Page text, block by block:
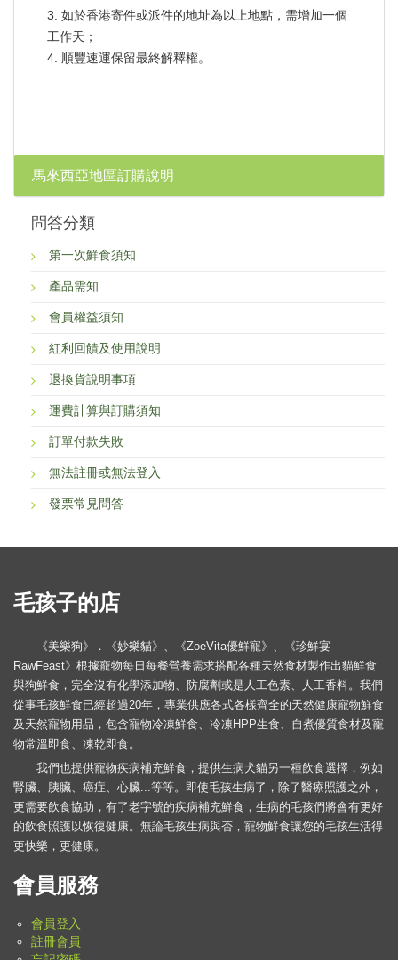
3. 如於香港寄件或派件的地址為以上地點，需增加一個
工作天；
4. 順豐速運保留最終解釋權。
馬來西亞地區訂購說明
問答分類
第一次鮮食須知
產品需知
會員權益須知
紅利回饋及使用說明
退換貨說明事項
運費計算與訂購須知
訂單付款失敗
無法註冊或無法登入
發票常見問答
毛孩子的店
《美樂狗》．《妙樂貓》、《ZoeVita優鮮寵》、《珍鮮宴
RawFeast》根據寵物每日每餐營養需求搭配各種天然食材製作出貓鮮食
與狗鮮食，完全沒有化學添加物、防腐劑或是人工色素、人工香料。我們
從事毛孩鮮食已經超過20年，專業供應各式各樣齊全的天然健康寵物鮮食
及天然寵物用品，包含寵物冷凍鮮食、冷凍HPP生食、自煮優質食材及寵
物常溫即食、凍乾即食。
我們也提供寵物疾病補充鮮食，提供生病犬貓另一種飲食選擇，例如
腎臟、胰臟、癌症、心臟...等等。即使毛孩生病了，除了醫療照護之外，
更需要飲食協助，有了老字號的疾病補充鮮食，生病的毛孩們將會有更好
的飲食照護以恢復健康。無論毛孩生病與否，寵物鮮食讓您的毛孩生活得
更快樂，更健康。
會員服務
會員登入
註冊會員